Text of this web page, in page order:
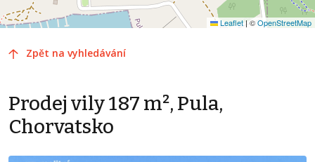
Leaflet | ©OpenStreetMap
Zpět na vyhledávání
Prodej vily 187 m², Pula,
Chorvatsko